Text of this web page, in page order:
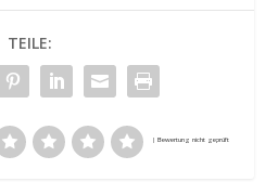
TEILE: